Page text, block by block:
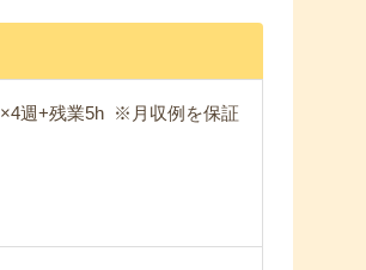
週+残業5h ※月収例を保証